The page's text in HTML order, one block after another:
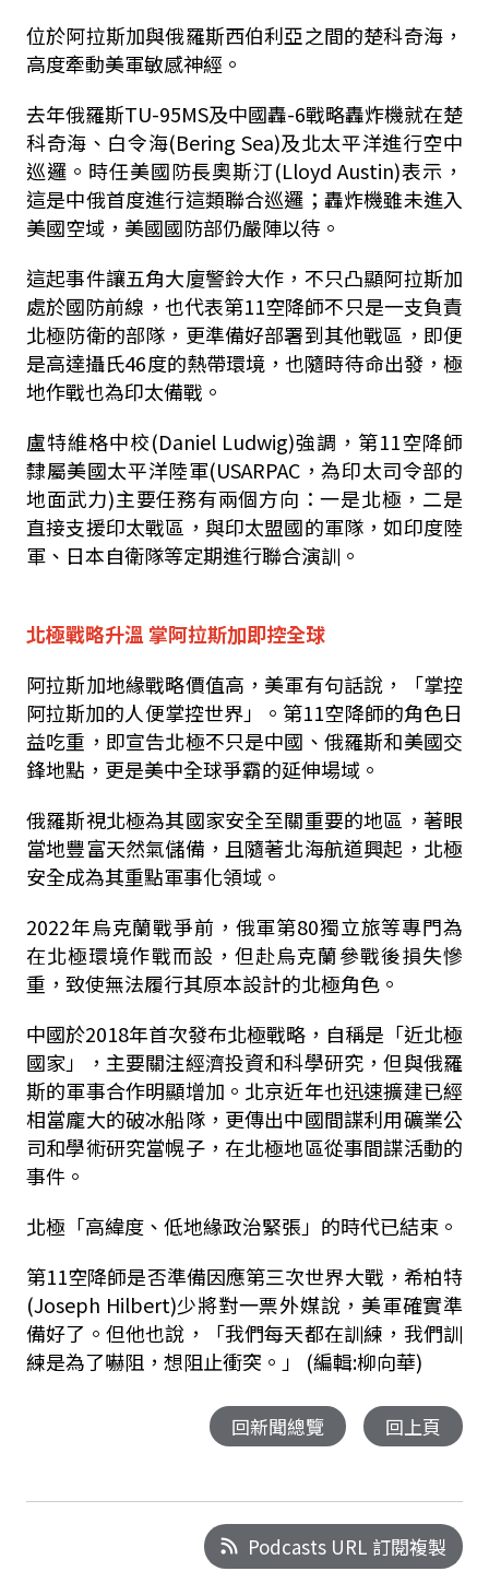
位於阿拉斯加與俄羅斯西伯利亞之間的楚科奇海，
高度牽動美軍敏感神經。
去年俄羅斯TU-95MS及中國轟-6戰略轟炸機就在楚
科奇海、白令海(Bering Sea)及北太平洋進行空中
巡邏。時任美國防長奧斯汀(Lloyd Austin)表示，
這是中俄首度進行這類聯合巡邏；轟炸機雖未進入
美國空域，美國國防部仍嚴陣以待。
這起事件讓五角大廈警鈴大作，不只凸顯阿拉斯加
處於國防前線，也代表第11空降師不只是一支負責
北極防衛的部隊，更準備好部署到其他戰區，即便
是高達攝氏46度的熱帶環境，也隨時待命出發，極
地作戰也為印太備戰。
盧特維格中校(Daniel Ludwig)強調，第11空降師
隸屬美國太平洋陸軍(USARPAC，為印太司令部的
地面武力)主要任務有兩個方向：一是北極，二是
直接支援印太戰區，與印太盟國的軍隊，如印度陸
軍、日本自衛隊等定期進行聯合演訓。
北極戰略升溫 掌阿拉斯加即控全球
阿拉斯加地緣戰略價值高，美軍有句話說，「掌控
阿拉斯加的人便掌控世界」。第11空降師的角色日
益吃重，即宣告北極不只是中國、俄羅斯和美國交
鋒地點，更是美中全球爭霸的延伸場域。
俄羅斯視北極為其國家安全至關重要的地區，著眼
當地豐富天然氣儲備，且隨著北海航道興起，北極
安全成為其重點軍事化領域。
2022年烏克蘭戰爭前，俄軍第80獨立旅等專門為
在北極環境作戰而設，但赴烏克蘭參戰後損失慘
重，致使無法履行其原本設計的北極角色。
中國於2018年首次發布北極戰略，自稱是「近北極
國家」，主要關注經濟投資和科學研究，但與俄羅
斯的軍事合作明顯增加。北京近年也迅速擴建已經
相當龐大的破冰船隊，更傳出中國間諜利用礦業公
司和學術研究當幌子，在北極地區從事間諜活動的
事件。
北極「高緯度、低地緣政治緊張」的時代已結束。
第11空降師是否準備因應第三次世界大戰，希柏特
(Joseph Hilbert)少將對一票外媒說，美軍確實準
備好了。但他也說，「我們每天都在訓練，我們訓
練是為了嚇阻，想阻止衝突。」 (編輯:柳向華)
回新聞總覽 回上頁
Podcasts URL 訂閱複製